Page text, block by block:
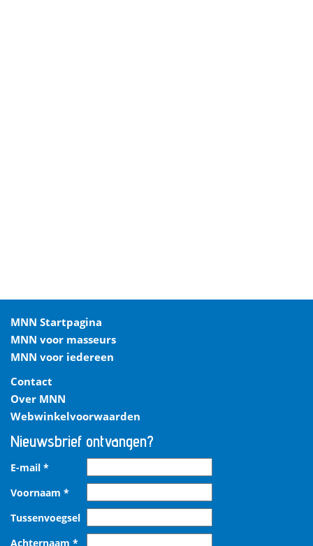
MNN Startpagina
MNN voor masseurs
MNN voor iedereen
Contact
Over MNN
Webwinkelvoorwaarden
Nieuwsbrief ontvangen?
E-mail *
Voornaam *
Tussenvoegsel
Achternaam *